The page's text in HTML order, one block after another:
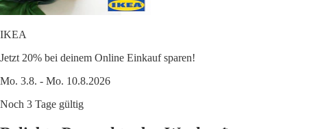
IKEA
Jetzt 20% bei deinem Online Einkauf sparen!
Mo. 3.8. - Mo. 10.8.2026
Noch 3 Tage gültig